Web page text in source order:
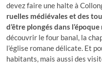
devez faire une halte à
ruelles médiévales et des
d’être plongés dans
découvrir le four banal, la
l’église romane délicate. Et
habitants, mais aussi des